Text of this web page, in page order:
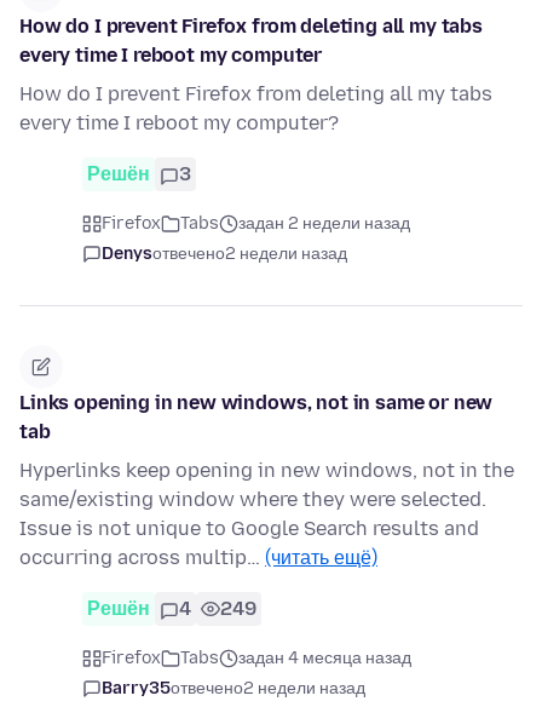
How do I prevent Firefox from deleting all my tabs
every time I reboot my computer
How do I prevent Firefox from deleting all my tabs
every time I reboot my computer?
Решён 3
Firefox Tabs
задан 2 недели назад
Denysотвечено2 недели назад
Links opening in new windows, not in same or new
tab
Hyperlinks keep opening in new windows, not in the
same/existing window where they were selected.
Issue is not unique to Google Search results and
occurring across multip… (читать ещё)
Решён 4 249
Firefox Tabs
задан 4 месяца назад
Barry35отвечено2 недели назад